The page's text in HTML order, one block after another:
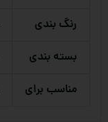
رنگ بندی
بسته بندی
مناسب برای